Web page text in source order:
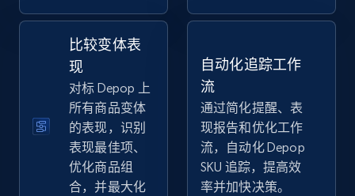
eBay - Gather data on products using
specified keywords
URL, Product id, Title, Seller name, Seller rating,
Seller reviews, Breadcrumbs, Root category, and
more.
2.5K+ 359+ 立即开始
比较变体表
现
对标 Depop 上
所有商品变体
的表现，识别
表现最佳项、
优化商品组
合，并最大化
自动化追踪工作
流
通过简化提醒、表
现报告和优化工作
流，自动化 Depop
SKU 追踪，提高效
率并加快决策。